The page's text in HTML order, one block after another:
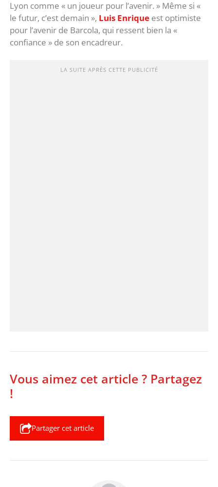
Lyon comme « un joueur pour l’avenir. » Même si «
le futur, c’est demain », Luis Enrique est optimiste
pour l’avenir de Barcola, qui ressent bien la «
confiance » de son encadreur.
LA SUITE APRÈS CETTE PUBLICITÉ
Vous aimez cet article ? Partagez
!
Partager cet article